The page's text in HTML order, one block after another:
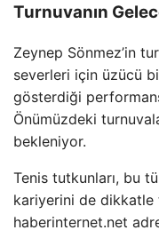
Turnuvanın
Zeynep Sönmez’in
severleri için üzücü
gösterdiği
Önümüzdeki
bekleniyor.
Tenis tutkunları, bu
kariyerini de
haberinternet.net